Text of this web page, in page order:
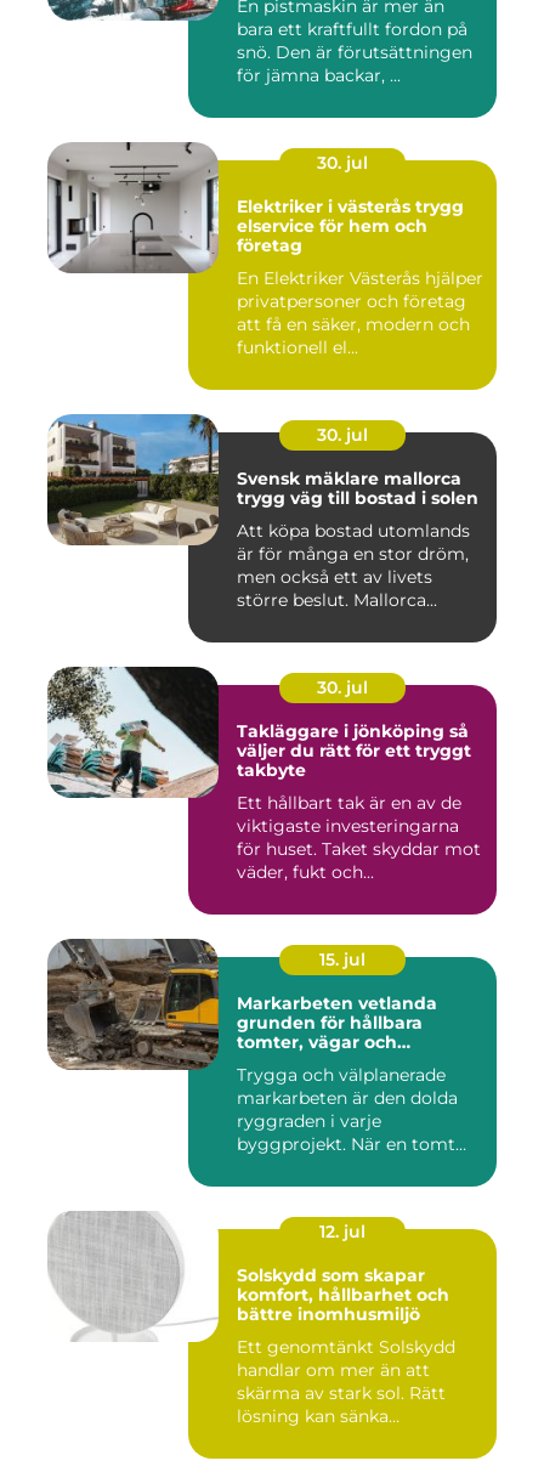
En pistmaskin är mer än
bara ett kraftfullt fordon på
snö. Den är förutsättningen
för jämna backar, ...
30. jul
Elektriker i västerås trygg
elservice för hem och
företag
En Elektriker Västerås hjälper
privatpersoner och företag
att få en säker, modern och
funktionell el...
30. jul
Svensk mäklare mallorca
trygg väg till bostad i solen
Att köpa bostad utomlands
är för många en stor dröm,
men också ett av livets
större beslut. Mallorca...
30. jul
Takläggare i jönköping så
väljer du rätt för ett tryggt
takbyte
Ett hållbart tak är en av de
viktigaste investeringarna
för huset. Taket skyddar mot
väder, fukt och...
15. jul
Markarbeten vetlanda
grunden för hållbara
tomter, vägar och
Trygga och välplanerade
markarbeten är den dolda
ryggraden i varje
byggprojekt. När en tomt
12. jul
Solskydd som skapar
komfort, hållbarhet och
bättre inomhusmiljö
Ett genomtänkt Solskydd
handlar om mer än att
skärma av stark sol. Rätt
lösning kan sänka